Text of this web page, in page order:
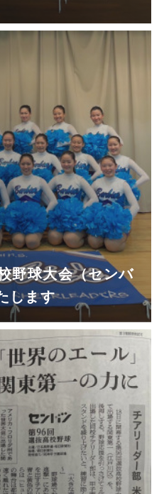
野球大会（センバ
します